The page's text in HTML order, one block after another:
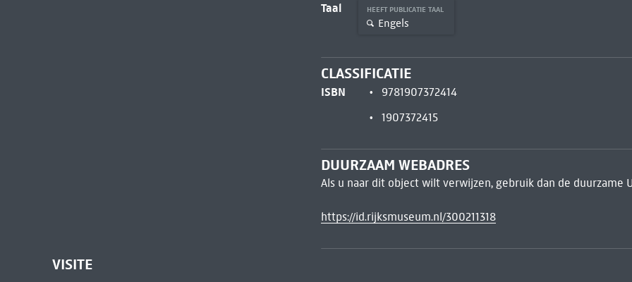
Taal HEEFT PUBLICATIE TAAL
Engels
CLASSIFICATIE
ISBN
9781907372414
1907372415
DUURZAAM WEBADRES
Als u naar dit object wilt verwijzen, gebruik dan de duurzame
https://id.rijksmuseum.nl/300211318
VISITE